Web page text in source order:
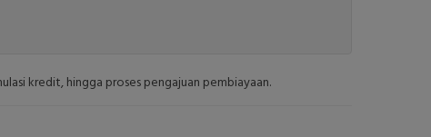
kredit, hingga proses pengajuan pembiayaan.